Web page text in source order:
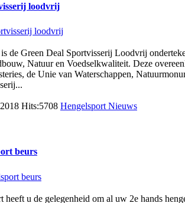
loodvrij
de Green Deal Sportvisserij Loodvrij
Natuur en Voedselkwaliteit. Deze
de Unie van Waterschappen,
Hits:5708 Hengelsport Nieuws
beurs
heeft u de gelegenheid om al uw 2e hands